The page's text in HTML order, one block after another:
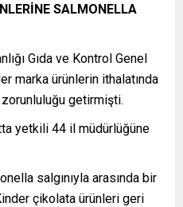
SALMONELLA
Gıda ve Kontrol Genel
marka ürünlerin ithalatında
getirmişti.
yetkili 44 il müdürlüğüne
salgınıyla arasında bir
çikolata ürünleri geri